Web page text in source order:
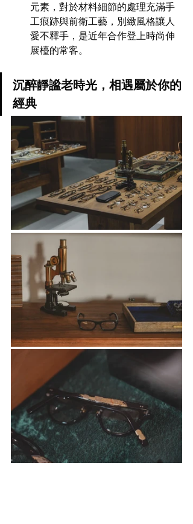
元素，對於材料細節的處理充滿手
工痕跡與前衛工藝，別緻風格讓人
愛不釋手，是近年合作登上時尚伸
展檯的常客。
沉醉靜謐老時光，相遇屬於你的
經典